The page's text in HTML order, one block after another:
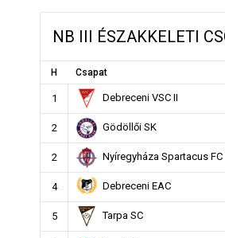
NB III ÉSZAKKELETI
H Csapat
1 Debreceni VSC II
2 Gödöllői SK
2 Nyíregyháza Spartacus FC
4 Debreceni EAC
5 Tarpa SC